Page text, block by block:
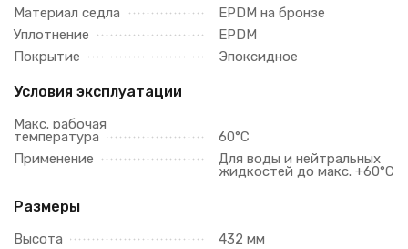
Материал седла
EPDM на бронзе
Уплотнение
EPDM
Покрытие
Эпоксидное
Условия эксплуатации
Макс. рабочая
температура
60°C
Применение
Для воды и нейтральных
жидкостей до макс. +60°С
Размеры
Высота 432 мм